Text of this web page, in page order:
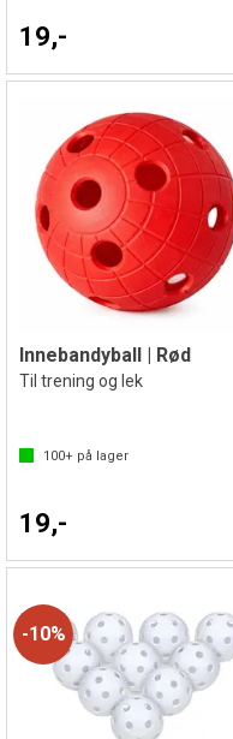
19,-
Innebandyball | Rød
Til trening og lek
100+ på lager
19,-
10%